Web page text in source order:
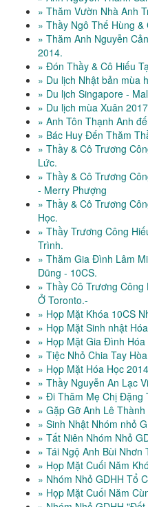
» Thăm Vườn Nhà Anh
» Thầy Ngô Thế Hùng &
» Thăm Anh Nguyễn
2014.
» Đón Thầy & Cô Hiếu
» Du lịch Nhật bản mùa
» Du lịch Singapore -
» Du lịch mùa Xuân
» Anh Tôn Thạnh Anh
» Bác Huy Đến Thăm
» Thầy & Cô Trương
Lức.
» Thầy & Cô Trương
- Merry Phượng
» Thầy & Cô Trương
Học.
» Thầy Trương Công
Trình.
» Thăm Gia Đình Lâm
Dũng - 10CS.
» Thầy Cô Trương Công
Ở Toronto.-
» Họp Mặt Khóa 10CS
» Họp Mặt Sinh nhật
» Họp Mặt Gia Đình
» Tiệc Nhỏ Chia Tay
» Họp Mặt Hóa Học
» Thầy Nguyễn An Lạc
» Đi Thăm Mẹ Chị Đặng
» Gặp Gỡ Anh Lê
» Sinh Nhật Nhóm nhỏ
» Tất Niên Nhóm Nhỏ
» Tái Ngộ Anh Bùi Nhơn
» Họp Mặt Cuối Năm
» Nhóm Nhỏ GDHH Tổ
» Họp Mặt Cuối Năm